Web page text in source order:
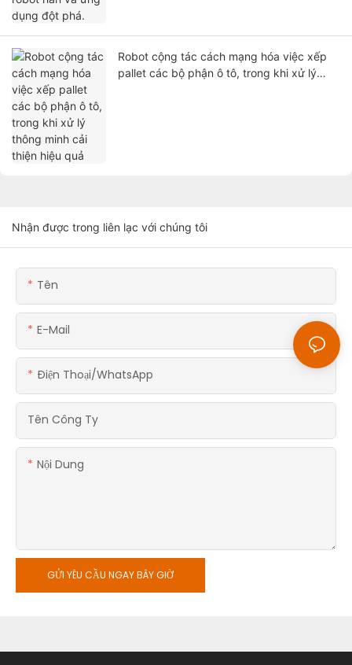
Robot cộng tác cách mạng hóa việc xếp
pallet các bộ phận ô tô, trong khi xử lý
Nhận được trong liên lạc với chúng tôi
Tên
E-Mail
Điện Thoại/WhatsApp
Tên Công Ty
Nội Dung
GỬI YÊU CẦU NGAY BÂY GIỜ